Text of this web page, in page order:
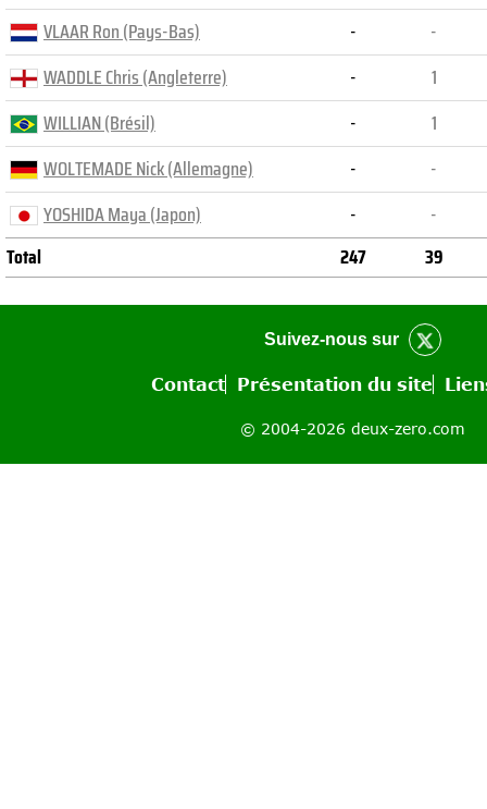
VLAAR Ron (Pays-Bas)
WADDLE Chris (Angleterre)
WILLIAN (Brésil)
WOLTEMADE Nick (Allemagne)
YOSHIDA Maya (Japon)
Total
-
-
-
1
-
1
-
-
-
-
247
39
Suivez-nous sur
Contact Présentation du site
© 2004-2026 deux-zero.com